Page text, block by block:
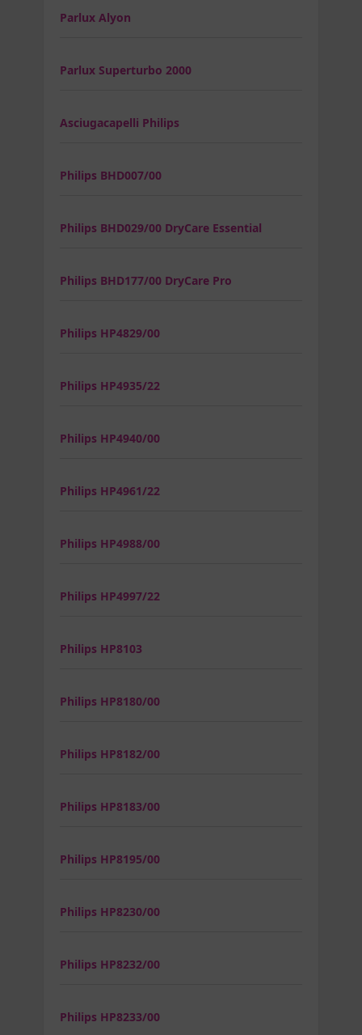
Parlux Alyon
Parlux Superturbo 2000
Asciugacapelli Philips
Philips BHD007/00
Philips BHD029/00 DryCare Essential
Philips BHD177/00 DryCare Pro
Philips HP4829/00
Philips HP4935/22
Philips HP4940/00
Philips HP4961/22
Philips HP4988/00
Philips HP4997/22
Philips HP8103
Philips HP8180/00
Philips HP8182/00
Philips HP8183/00
Philips HP8195/00
Philips HP8230/00
Philips HP8232/00
Philips HP8233/00